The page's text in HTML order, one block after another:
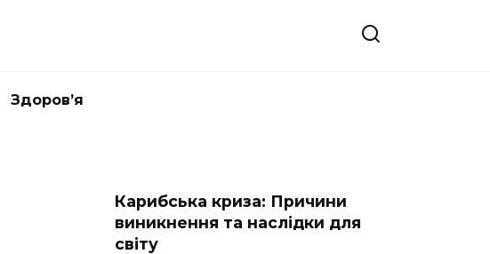
Здоров’я
Карибська криза: Причини
виникнення та наслідки для
світу